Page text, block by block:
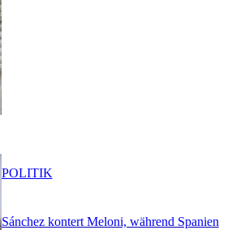
Sánchez kontert Meloni, während Spanien
POLITIK